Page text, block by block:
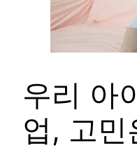
우리 아
업, 고민